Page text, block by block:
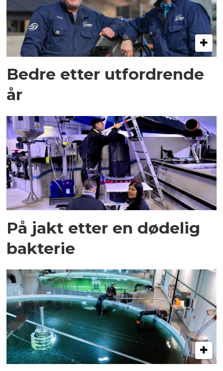
Bedre etter utfordrende
år
På jakt etter en dødelig
bakterie